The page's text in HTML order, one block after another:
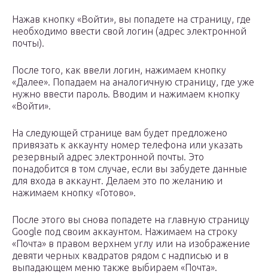
Нажав кнопку «Войти», вы попадете на страницу, где
необходимо ввести свой логин (адрес электронной
почты).
После того, как ввели логин, нажимаем кнопку
«Далее». Попадаем на аналогичную страницу, где уже
нужно ввести пароль. Вводим и нажимаем кнопку
«Войти».
На следующей странице вам будет предложено
привязать к аккаунту номер телефона или указать
резервный адрес электронной почты. Это
понадобится в том случае, если вы забудете данные
для входа в аккаунт. Делаем это по желанию и
нажимаем кнопку «Готово».
После этого вы снова попадете на главную страницу
Google под своим аккаунтом. Нажимаем на строку
«Почта» в правом верхнем углу или на изображение
девяти черных квадратов рядом с надписью и в
выпадающем меню также выбираем «Почта».